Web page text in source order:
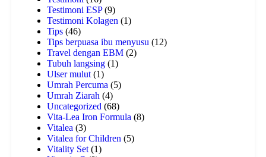
Testimoni ESP(9)
Testimoni Kolagen (1)
Tips (46)
Tips berpuasa ibu menyusu (12)
Travel dengan EBM (2)
Tubuh langsing (1)
Ulser mulut (1)
Umrah Percuma (5)
Umrah Ziarah (4)
Uncategorized (68)
Vita-Lea Iron Formula (8)
Vitalea (3)
Vitalea for Children (5)
Vitality Set (1)